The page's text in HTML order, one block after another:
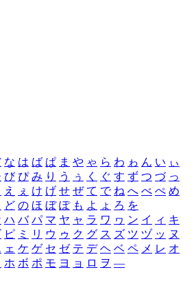
な は ば ぱ ま や ゃ ら わ ゎ ん い ぃ
び ぴ み り う ぅ く ぐ す ず つ づ っ
え ぇ け げ せ ぜ て で ね へ べ ぺ め
ど の ほ ぼ ぽ も よ ょ ろ を
ハ バ パ マ ヤ ャ ラ ワ ヮ ン イ ィ キ
ピ ミ リ ウ ゥ ク グ ス ズ ツ ヅ ッ ヌ
ェ ケ ゲ セ ゼ テ デ ヘ ベ ペ メ レ オ
ホ ボ ポ モ ヨ ョ ロ ヲ ―